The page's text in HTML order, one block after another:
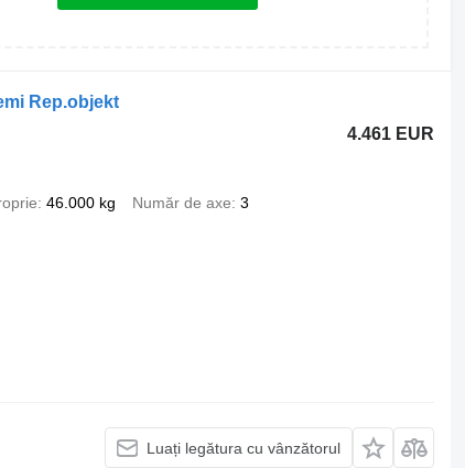
Rep.objekt
4.461 EUR
46.000 kg Număr de axe 3
Luați legătura cu vânzătorul